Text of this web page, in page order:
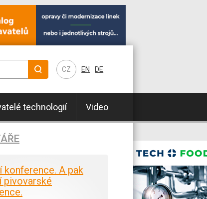
CZ EN DE
technologií Video
konference. A pak
pivovarské